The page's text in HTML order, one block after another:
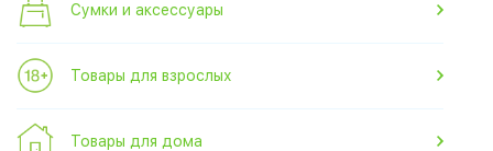
Сумки и аксессуары
Товары для взрослых
Товары для дома